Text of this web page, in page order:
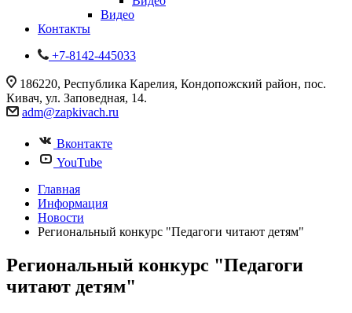
Видео
Контакты
+7-8142-445033
186220, Республика Карелия, Кондопожский район, пос.
Кивач, ул. Заповедная, 14.
adm@zapkivach.ru
Вконтакте
YouTube
Главная
Информация
Новости
Региональный конкурс "Педагоги читают детям"
Региональный конкурс "Педагоги
читают детям"